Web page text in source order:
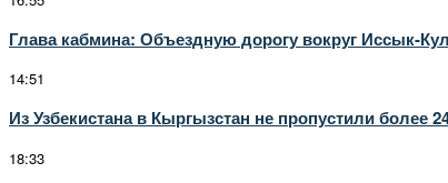
Глава кабмина: Объездную дорогу вокруг Иссык-
14:51
Из Узбекистана в Кыргызстан не пропустили более
18:33